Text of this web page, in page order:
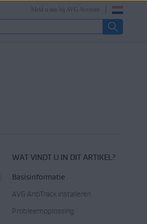
Meld u aan bij AVG Account
WAT VINDT U IN DIT ARTIKEL?
Basisinformatie
AVG AntiTrack installeren
Probleemoplossing